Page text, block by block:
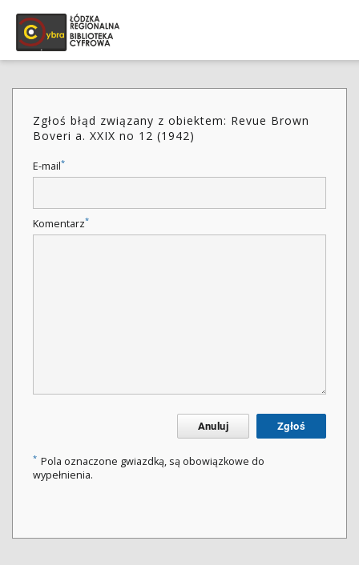
Zgłoś błąd związany z obiektem: Revue Brown
Boveri a. XXIX no 12 (1942)
E-mail*
Komentarz*
Anuluj Zgłoś
* Pola oznaczone gwiazdką, są obowiązkowe do
wypełnienia.